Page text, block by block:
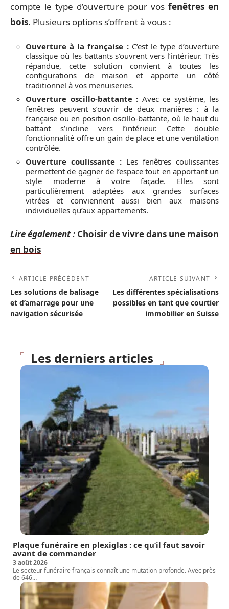
compte le type d’ouverture pour vos fenêtres en
bois. Plusieurs options s’offrent à vous :
Ouverture à la française :C’est le type d’ouverture
classique où les battants s’ouvrent vers l’intérieur. Très
répandue, cette solution convient à toutes les
configurations de maison et apporte un côté
traditionnel à vos menuiseries.
Ouverture oscillo-battante : Avec ce système, les
fenêtres peuvent s’ouvrir de deux manières : à la
française ou en position oscillo-battante, où le haut du
battant s’incline vers l’intérieur. Cette double
fonctionnalité offre un gain de place et une ventilation
contrôlée.
Ouverture coulissante : Les fenêtres coulissantes
permettent de gagner de l’espace tout en apportant un
style moderne à votre façade. Elles sont
particulièrement adaptées aux grandes surfaces
vitrées et conviennent aussi bien aux maisons
individuelles qu’aux appartements.
Lire également : Choisir de vivre dans une maison
en bois
ARTICLE PRÉCÉDENT
Les solutions de balisage
et d’amarrage pour une
navigation sécurisée
ARTICLE SUIVANT
Les différentes spécialisations
possibles en tant que courtier
immobilier en Suisse
Les derniers articles
Plaque funéraire en plexiglas : ce qu’il faut savoir
avant de commander
3 août 2026
Le secteur funéraire français connaît une mutation profonde. Avec près
de 646…